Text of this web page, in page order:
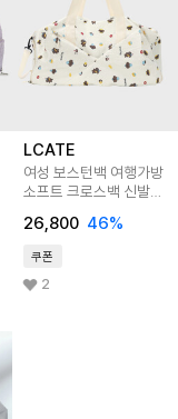
LCATE
여성 보스턴백 여행가방
소프트 크로스백 신발
LJNA035
26,800 46%
쿠폰
2